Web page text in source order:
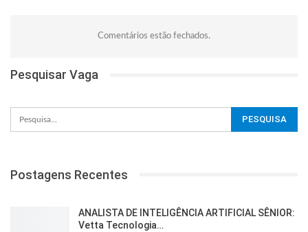
Comentários estão fechados.
Pesquisar Vaga
Postagens Recentes
ANALISTA DE INTELIGÊNCIA ARTIFICIAL SÊNIOR:
Vetta Tecnologia…